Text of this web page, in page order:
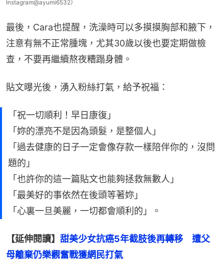
Instagram@ayumi6532）
最後，Cara也提醒，洗澡時可以多摸摸胸部和腋下，
注意有無不正常腫塊，尤其30歲以後也要定期做檢
查，不要再繼續熬夜糟蹋身體。
貼文曝光後，湧入粉絲打氣，給予祝福：
「祝一切順利！早日康復」
「妳的漂亮不是因為頭髮，是整個人」
「過去健康的日子一定會像存款一樣陪伴你的，沒問
題的」
「也許你的這一篇貼文也能夠拯救無數人」
「最美好的事依然在後頭等著妳」
「心裏一旦美麗，一切都會順利的」。
【延伸閱讀】 甜美少女抗癌5年截肢後再轉移　遭父
母離棄仍樂觀奮戰獲網民打氣